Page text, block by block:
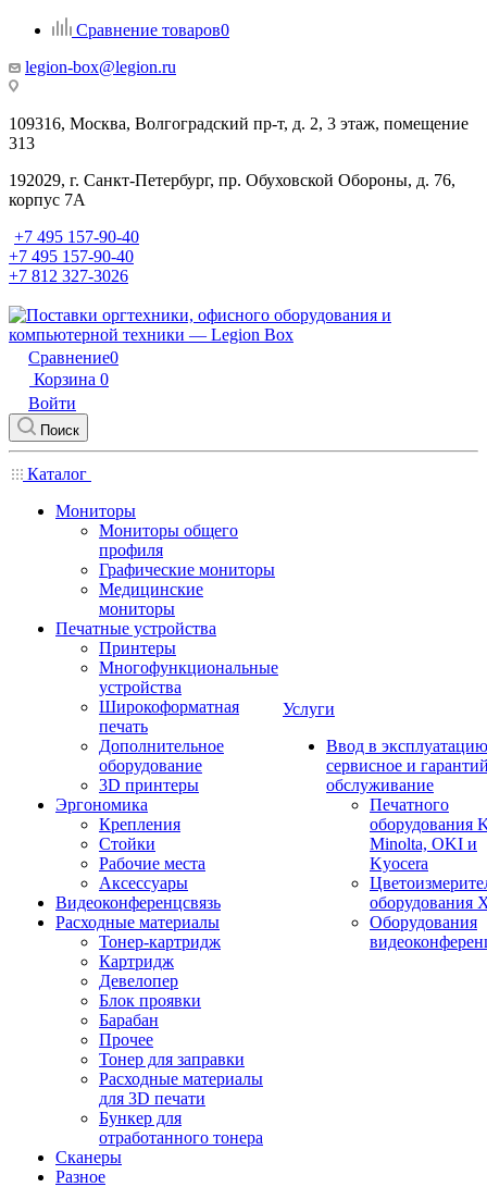
Сравнение товаров0
legion-box@legion.ru
109316, Москва, Волгоградский пр-т, д. 2, 3 этаж, помещение
313
192029, г. Санкт-Петербург, пр. Обуховской Обороны, д. 76,
корпус 7А
+7 495 157-90-40
+7 495 157-90-40
+7 812 327-3026
Сравнение0
Корзина 0
Войти
Поиск
Каталог
Мониторы
Мониторы общего
профиля
Графические мониторы
Медицинские
мониторы
Печатные устройства
Принтеры
Многофункциональные
устройства
Широкоформатная
печать
Дополнительное
оборудование
3D принтеры
Эргономика
Крепления
Стойки
Рабочие места
Аксессуары
Видеоконференцсвязь
Расходные материалы
Тонер-картридж
Картридж
Девелопер
Блок проявки
Барабан
Прочее
Тонер для заправки
Расходные материалы
для 3D печати
Бункер для
отработанного тонера
Сканеры
Разное
Услуги
Ввод в
сервисное и
обслуживание
Печатного
оборудования
Minolta, OKI и
Kyocera
оборудования
Оборудования